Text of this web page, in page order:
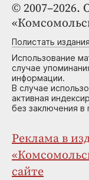
© 2007–2026.
Полистать издания
Использование
случае
информации.
В случае
активная
без заключения в
Реклама в
сайте